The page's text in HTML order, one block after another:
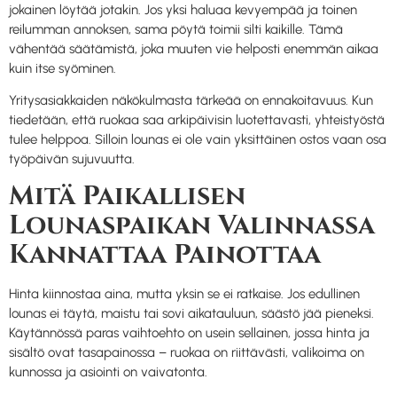
jokainen löytää jotakin. Jos yksi haluaa kevyempää ja toinen
reilumman annoksen, sama pöytä toimii silti kaikille. Tämä
vähentää säätämistä, joka muuten vie helposti enemmän aikaa
kuin itse syöminen.
Yritysasiakkaiden näkökulmasta tärkeää on ennakoitavuus. Kun
tiedetään, että ruokaa saa arkipäivisin luotettavasti, yhteistyöstä
tulee helppoa. Silloin lounas ei ole vain yksittäinen ostos vaan osa
työpäivän sujuvuutta.
Mitä Paikallisen
Lounaspaikan Valinnassa
Kannattaa Painottaa
Hinta kiinnostaa aina, mutta yksin se ei ratkaise. Jos edullinen
lounas ei täytä, maistu tai sovi aikatauluun, säästö jää pieneksi.
Käytännössä paras vaihtoehto on usein sellainen, jossa hinta ja
sisältö ovat tasapainossa – ruokaa on riittävästi, valikoima on
kunnossa ja asiointi on vaivatonta.